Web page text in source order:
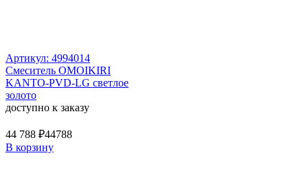
Артикул: 4994014
Смеситель OMOIKIRI
KANTO-PVD-LG светлое
золото
доступно к заказу
44 788 ₽44788
В корзину